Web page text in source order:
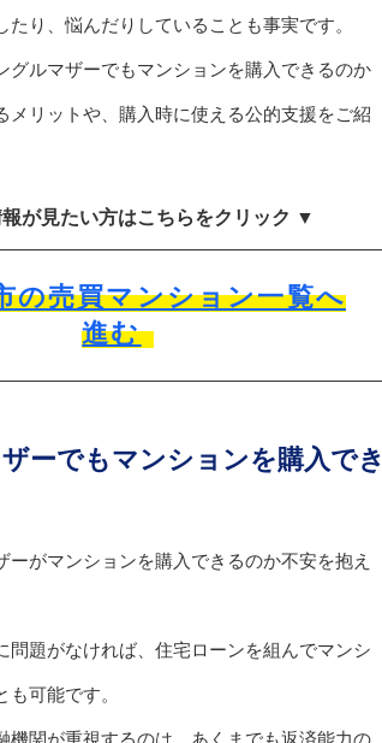
たり、悩んだりしていることも事実です。
グルマザーでもマンションを購入できるのか
メリットや、購入時に使える公的支援をご紹
が見たい方はこちらをクリック ▼
の売買マンション一覧へ
進む
ーでもマンションを購入でき
ーがマンションを購入できるのか不安を抱え
問題がなければ、住宅ローンを組んでマンシ
も可能です。